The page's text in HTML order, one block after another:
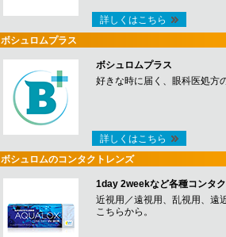
詳しくはこちら
ボシュロムプラス
ボシュロムプラス
好きな時に届く、眼科医処方
詳しくはこちら
ボシュロムのコンタクトレンズ
1day 2weekなど各種コンタ
近視用／遠視用、乱視用、遠
こちらから。